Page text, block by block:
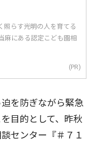
照らす光明の人を育てる
麻にある認定こども園相
(PR)
を防ぎながら緊急
目的として、昨秋
センター『＃７１